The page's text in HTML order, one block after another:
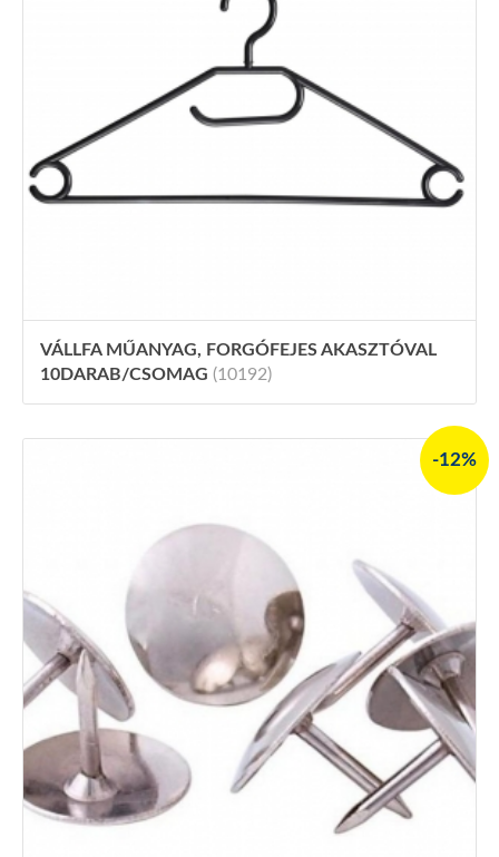
VÁLLFA MŰANYAG, FORGÓFEJES AKASZTÓVAL
10DARAB/CSOMAG (10192)
-12%